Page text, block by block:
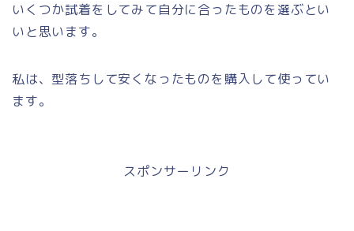
いくつか試着をしてみて自分に合ったものを選ぶとい
いと思います。
私は、型落ちして安くなったものを購入して使ってい
ます。
スポンサーリンク